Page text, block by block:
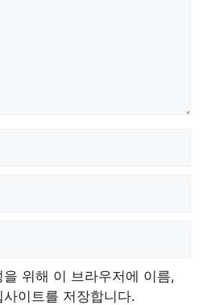
위해 이 브라우저에 이름,
이트를 저장합니다.